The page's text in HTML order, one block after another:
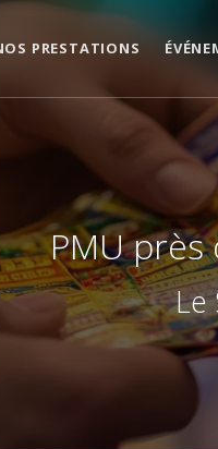
PRESTATIONS
PMU
Le